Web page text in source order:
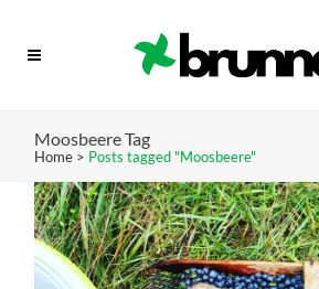
Moosbeere Tag
Home > Posts tagged "Moosbeere"